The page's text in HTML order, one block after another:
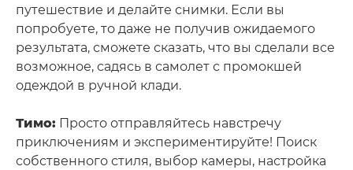
путешествие и делайте снимки. Если вы
попробуете, то даже не получив ожидаемого
результата, сможете сказать, что вы сделали все
возможное, садясь в самолет с промокшей
одеждой в ручной клади.
Тимо: Просто отправляйтесь навстречу
приключениям и экспериментируйте! Поиск
собственного стиля, выбор камеры, настройка